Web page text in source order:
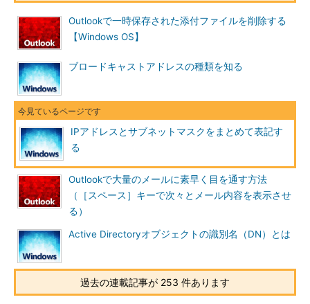
Outlookで一時保存された添付ファイルを削除する
【Windows OS】
ブロードキャストアドレスの種類を知る
IPアドレスとサブネットマスクをまとめて表記す
る
Outlookで大量のメールに素早く目を通す方法
（［スペース］キーで次々とメール内容を表示させ
る）
Active Directoryオブジェクトの識別名（DN）とは
過去の連載記事が 253 件あります